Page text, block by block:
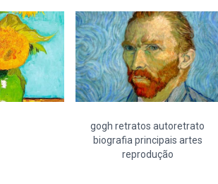
gogh retratos autoretrato
biografia principais artes
reprodução